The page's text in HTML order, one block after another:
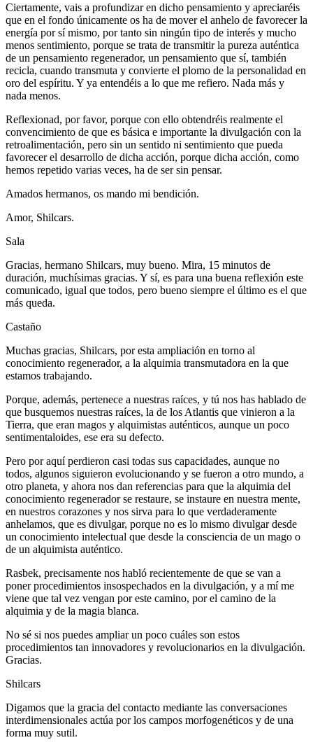
Ciertamente, vais a profundizar en dicho pensamiento y apreciaréis
que en el fondo únicamente os ha de mover el anhelo de favorecer la
energía por sí mismo, por tanto sin ningún tipo de interés y mucho
menos sentimiento, porque se trata de transmitir la pureza auténtica
de un pensamiento regenerador, un pensamiento que sí, también
recicla, cuando transmuta y convierte el plomo de la personalidad en
oro del espíritu. Y ya entendéis a lo que me refiero. Nada más y
nada menos.
Reflexionad, por favor, porque con ello obtendréis realmente el
convencimiento de que es básica e importante la divulgación con la
retroalimentación, pero sin un sentido ni sentimiento que pueda
favorecer el desarrollo de dicha acción, porque dicha acción, como
hemos repetido varias veces, ha de ser sin pensar.
Amados hermanos, os mando mi bendición.
Amor, Shilcars.
Sala
Gracias, hermano Shilcars, muy bueno. Mira, 15 minutos de
duración, muchísimas gracias. Y sí, es para una buena reflexión este
comunicado, igual que todos, pero bueno siempre el último es el que
más queda.
Castaño
Muchas gracias, Shilcars, por esta ampliación en torno al
conocimiento regenerador, a la alquimia transmutadora en la que
estamos trabajando.
Porque, además, pertenece a nuestras raíces, y tú nos has hablado de
que busquemos nuestras raíces, la de los Atlantis que vinieron a la
Tierra, que eran magos y alquimistas auténticos, aunque un poco
sentimentaloides, ese era su defecto.
Pero por aquí perdieron casi todas sus capacidades, aunque no
todos, algunos siguieron evolucionando y se fueron a otro mundo, a
otro planeta, y ahora nos dan referencias para que la alquimia del
conocimiento regenerador se restaure, se instaure en nuestra mente,
en nuestros corazones y nos sirva para lo que verdaderamente
anhelamos, que es divulgar, porque no es lo mismo divulgar desde
un conocimiento intelectual que desde la consciencia de un mago o
de un alquimista auténtico.
Rasbek, precisamente nos habló recientemente de que se van a
poner procedimientos insospechados en la divulgación, y a mí me
viene que tal vez vengan por este camino, por el camino de la
alquimia y de la magia blanca.
No sé si nos puedes ampliar un poco cuáles son estos
procedimientos tan innovadores y revolucionarios en la divulgación.
Gracias.
Shilcars
Digamos que la gracia del contacto mediante las conversaciones
interdimensionales actúa por los campos morfogenéticos y de una
forma muy sutil.